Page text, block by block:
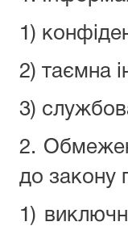
1)
2) таємна
3)
2.
до закону
1)